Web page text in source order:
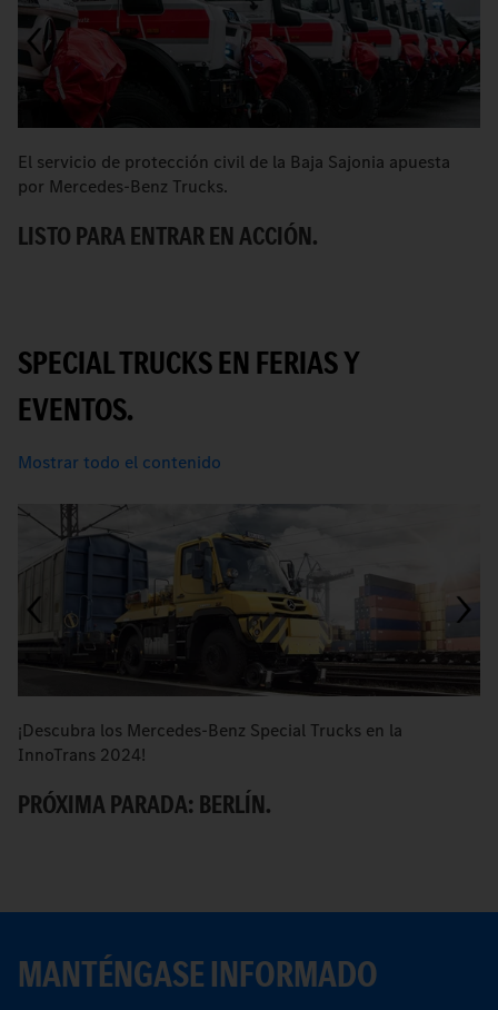
El servicio de protección civil de la Baja Sajonia apuesta
por Mercedes-Benz Trucks.
LISTO PARA ENTRAR EN ACCIÓN.
SPECIAL TRUCKS EN FERIAS Y
EVENTOS.
Mostrar todo el contenido
¡Descubra los Mercedes-Benz Special Trucks en la
InnoTrans 2024!
PRÓXIMA PARADA: BERLÍN.
MANTÉNGASE INFORMADO